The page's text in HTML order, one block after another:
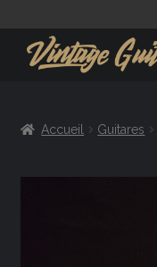
Amplis
Effets
Accueil Guitares